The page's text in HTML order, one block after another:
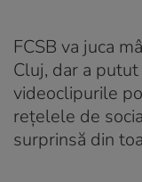
FCSB va juca
Cluj, dar a
videoclipurile
rețelele de
surprinsă din